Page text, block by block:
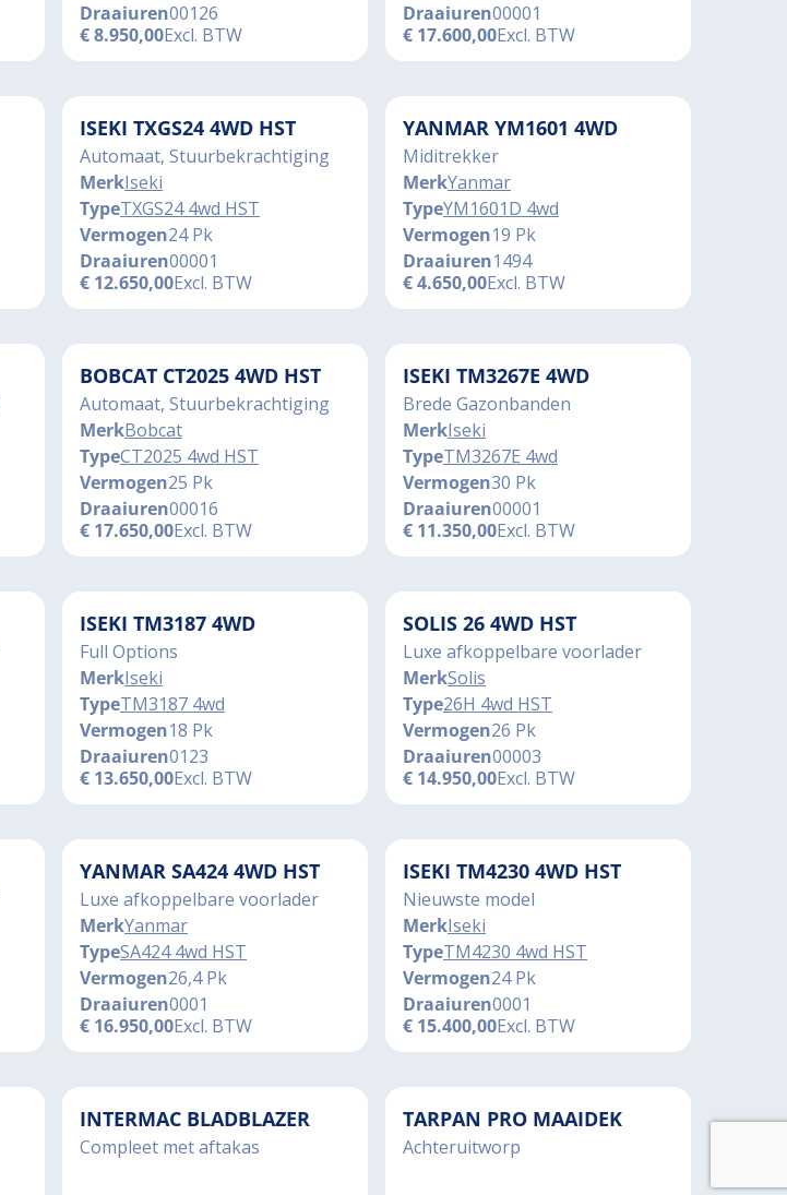
Draaiuren00126
€8.950,00Excl. BTW
Draaiuren00001
€ 17.600,00Excl. BTW
ISEKI TXGS24 4WD HST
Automaat, Stuurbekrachtiging
MerkIseki
TypeTXGS24 4wd HST
Vermogen24 Pk
Draaiuren00001
€ 12.650,00Excl. BTW
YANMAR YM1601 4WD
Miditrekker
MerkYanmar
TypeYM1601D 4wd
Vermogen19 Pk
Draaiuren1494
€4.650,00Excl. BTW
BOBCAT CT2025 4WD HST
Automaat, Stuurbekrachtiging
MerkBobcat
TypeCT2025 4wd HST
Vermogen25 Pk
Draaiuren00016
€ 17.650,00Excl. BTW
ISEKI TM3267E 4WD
Brede Gazonbanden
MerkIseki
TypeTM3267E 4wd
Vermogen30 Pk
Draaiuren00001
€ 11.350,00Excl. BTW
ISEKI TM3187 4WD
Full Options
MerkIseki
TypeTM3187 4wd
Vermogen18 Pk
Draaiuren0123
€ 13.650,00Excl. BTW
SOLIS 26 4WD HST
Luxe afkoppelbare voorlader
MerkSolis
Type26H 4wd HST
Vermogen26 Pk
Draaiuren00003
€ 14.950,00Excl. BTW
YANMAR SA424 4WD HST
Luxe afkoppelbare voorlader
MerkYanmar
TypeSA424 4wd HST
Vermogen26,4 Pk
Draaiuren0001
€ 16.950,00Excl. BTW
ISEKI TM4230 4WD HST
Nieuwste model
MerkIseki
TypeTM4230 4wd HST
Vermogen24 Pk
Draaiuren0001
€ 15.400,00Excl. BTW
INTERMAC BLADBLAZER
Compleet met aftakas
TARPAN PRO MAAIDEK
Achteruitworp